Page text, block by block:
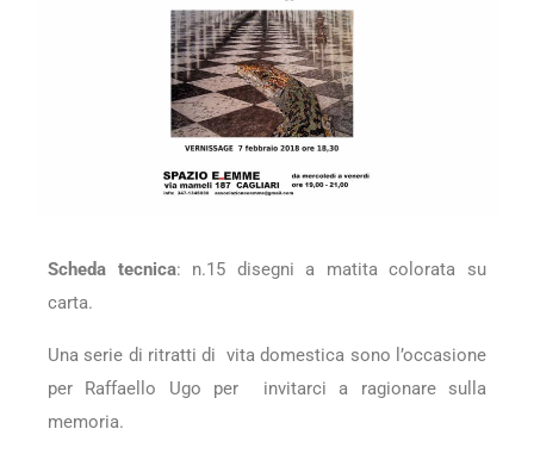
Scheda tecnica: n.15 disegni a matita colorata su
carta.
Una serie di ritratti di vita domestica sono l’occasione
per Raffaello Ugo per invitarci a ragionare sulla
memoria.